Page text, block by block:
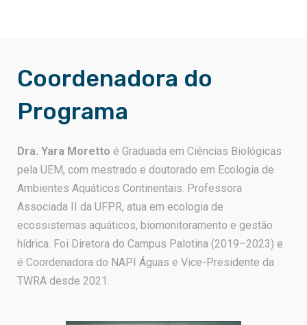
Coordenadora do
Programa
Dra. Yara Moretto é Graduada em Ciências Biológicas
pela UEM, com mestrado e doutorado em Ecologia de
Ambientes Aquáticos Continentais. Professora
Associada II da UFPR, atua em ecologia de
ecossistemas aquáticos, biomonitoramento e gestão
hídrica. Foi Diretora do Campus Palotina (2019–2023) e
é Coordenadora do NAPI Águas e Vice-Presidente da
TWRA desde 2021.